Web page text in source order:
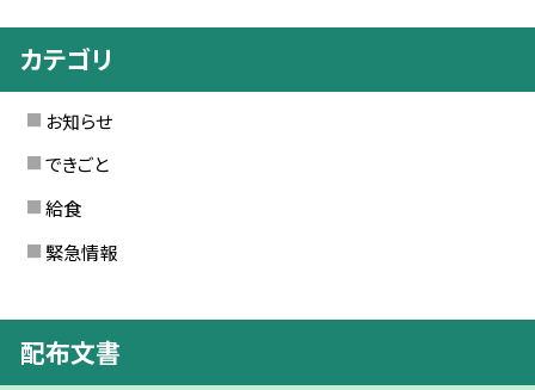
カテゴリ
お知らせ
できごと
給食
緊急情報
配布文書